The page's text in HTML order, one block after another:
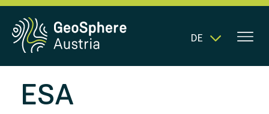
DE
ESA